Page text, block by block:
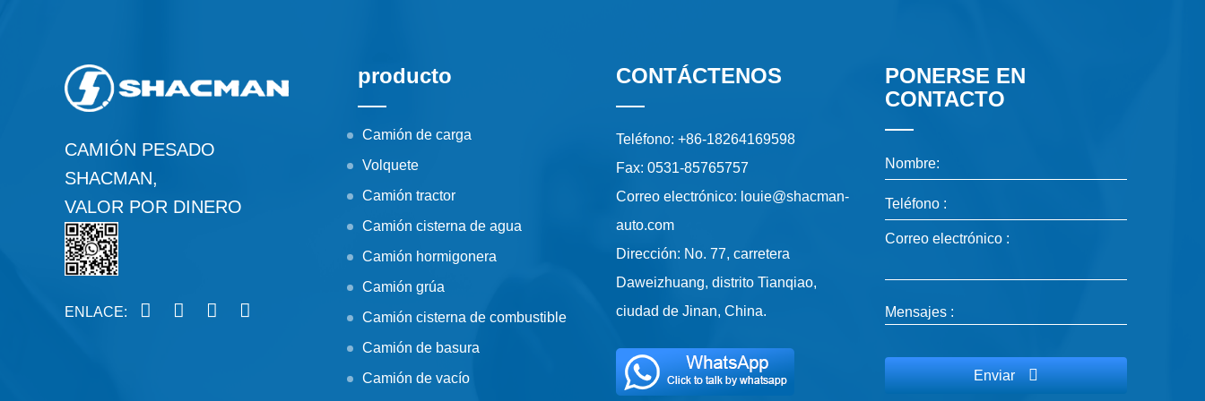
CAMIÓN PESADO
SHACMAN,
VALOR POR DINERO
ENLACE:
producto
Camión de carga
Volquete
Camión tractor
Camión cisterna de agua
Camión hormigonera
Camión grúa
Camión cisterna de combustible
Camión de basura
Camión de vacío
CONTÁCTENOS
Teléfono: +86-18264169598
Fax: 0531-85765757
Correo electrónico: louie@shacman-
auto.com
Dirección: No. 77, carretera
Daweizhuang, distrito Tianqiao,
ciudad de Jinan, China.
PONERSE EN
CONTACTO
Nombre:
Teléfono :
Correo electrónico :
Mensajes :
Enviar